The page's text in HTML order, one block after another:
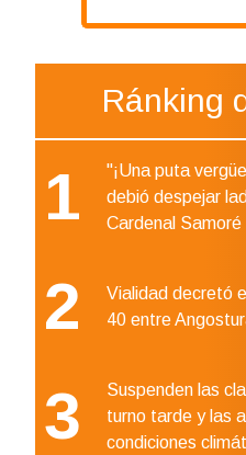
Ránking
1
"¡Una puta
debió despejar
Cardenal Samoré
2
Vialidad decretó
40 entre
3
Suspenden las
turno tarde y las
condiciones